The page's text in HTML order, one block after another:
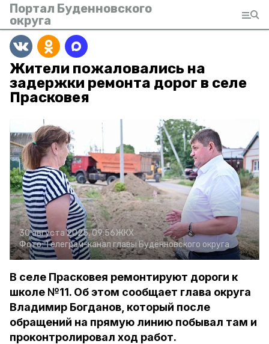
Портал Буденновского
округа
Жители пожаловались на
задержки ремонта дорог в селе
Прасковея
30 августа 2025, 09:56ЖКХ
Фото:Телеграм-канал главы Будённовского округа
В селе Прасковея ремонтируют дороги к
школе №11. Об этом сообщает глава округа
Владимир Богданов, который после
обращений на прямую линию побывал там и
проконтролировал ход работ.